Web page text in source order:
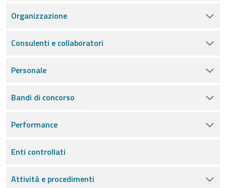
Organizzazione
Consulenti e collaboratori
Personale
Bandi di concorso
Performance
Enti controllati
Attività e procedimenti